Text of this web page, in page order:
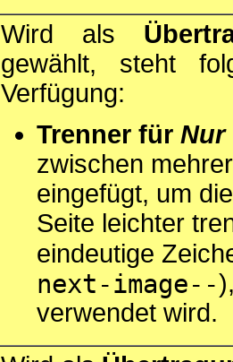
Wird als
gewählt, steht
Verfügung:
Trenner für Nur
zwischen
eingefügt, um
Seite leichter
eindeutige
next-image--
verwendet wird.